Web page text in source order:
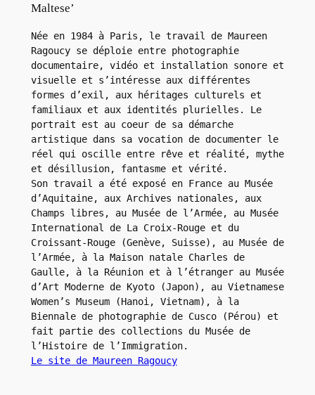
Maltese’
Née en 1984 à Paris, le travail de Maureen
Ragoucy se déploie entre photographie
documentaire, vidéo et installation sonore et
visuelle et s’intéresse aux différentes
formes d’exil, aux héritages culturels et
familiaux et aux identités plurielles. Le
portrait est au coeur de sa démarche
artistique dans sa vocation de documenter le
réel qui oscille entre rêve et réalité, mythe
et désillusion, fantasme et vérité.
Son travail a été exposé en France au Musée
d’Aquitaine, aux Archives nationales, aux
Champs libres, au Musée de l’Armée, au Musée
International de La Croix-Rouge et du
Croissant-Rouge (Genève, Suisse), au Musée de
l’Armée, à la Maison natale Charles de
Gaulle, à la Réunion et à l’étranger au Musée
d’Art Moderne de Kyoto (Japon), au Vietnamese
Women’s Museum (Hanoi, Vietnam), à la
Biennale de photographie de Cusco (Pérou) et
fait partie des collections du Musée de
l’Histoire de l’Immigration.
Le site de Maureen Ragoucy